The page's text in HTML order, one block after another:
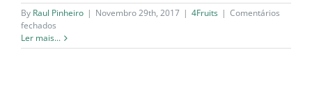
By Raul Pinheiro | Novembro 29th, 2017 | 4Fruits | Comentários
fechados
Como
posso
Ler mais...